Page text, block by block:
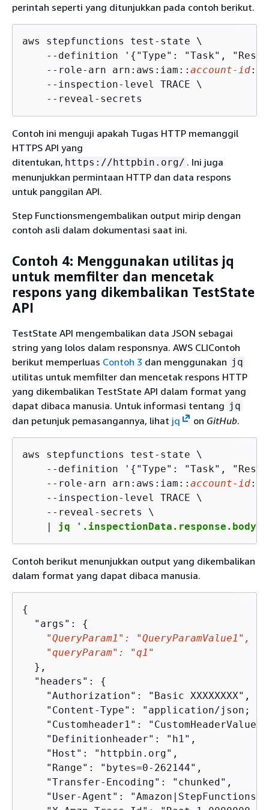
perintah seperti yang ditunjukkan pada contoh berikut.
aws stepfunctions test-state \
    --definition '
{ "Type": "Task",
    --role-arn arn:aws:iam::
account-id
    --inspection-level TRACE \
    --reveal-secrets
Contoh ini menguji apakah Tugas HTTP memanggil
HTTPS API yang
ditentukan, https://httpbin.org/ . Ini juga
menunjukkan permintaan HTTP dan data respons
untuk panggilan API.
Step Functionsmengembalikan output mirip dengan
contoh asli dalam dokumentasi saat ini.
Contoh 4: Menggunakan utilitas jq
untuk memfilter dan mencetak
respons yang dikembalikan TestState
API
TestState API mengembalikan data JSON sebagai
string yang lolos dalam responsnya. AWS CLIContoh
berikut memperluas Contoh 3 dan menggunakan jq
utilitas untuk memfilter dan mencetak respons HTTP
yang dikembalikan TestState API dalam format yang
dapat dibaca manusia. Untuk informasi tentang jq
dan petunjuk pemasangannya, lihat jq on GitHub.
aws stepfunctions test-state \
    --definition '
{ "Type": "Task",
    --role-arn arn:aws:iam::
account-id
    --inspection-level TRACE \
    --reveal-secrets \
    |
jq '.inspectionData.response.body
Contoh berikut menunjukkan output yang dikembalikan
dalam format yang dapat dibaca manusia.
{
  "args":
{
"QueryParam1": "QueryParamValue1",
    "queryParam": "q1"
  },
  "headers":
{
    "Authorization": "Basic XXXXXXXX",
"Content-Type": "application/json;
"Customheader1":
    "Definitionheader": "h1",
    "Host": "httpbin.org",
    "Range": "bytes=0-262144",
    "Transfer-Encoding": "chunked",
"User-Agent":